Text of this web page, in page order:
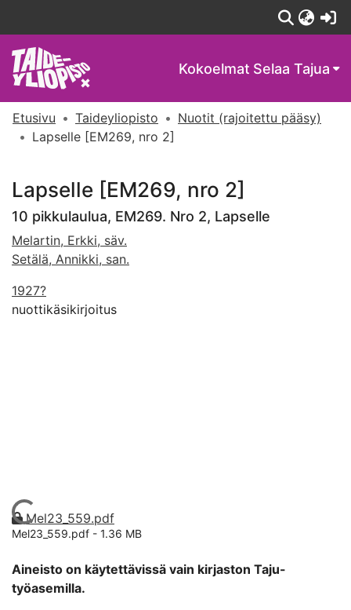
Kokoelmat Selaa Tajua
Etusivu Taideyliopisto
Nuotit (rajoitettu pääsy)
Lapselle [EM269, nro 2]
Lapselle [EM269, nro 2]
10 pikkulaulua, EM269. Nro 2, Lapselle
Melartin, Erkki, säv.
Setälä, Annikki, san.
1927?
nuottikäsikirjoitus
Ladataan...
Mel23_559.pdf
Mel23_559.pdf - 1.36 MB
Aineisto on käytettävissä vain kirjaston Taju-
työasemilla.